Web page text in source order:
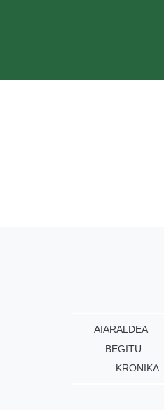
AIARALDEA
BEGITU
KRONIKA